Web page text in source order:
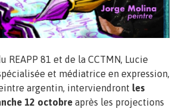
REAPP 81 et de la CCTMN, Lucie
et médiatrice en expression,
argentin, interviendront les
12 octobre après les projections